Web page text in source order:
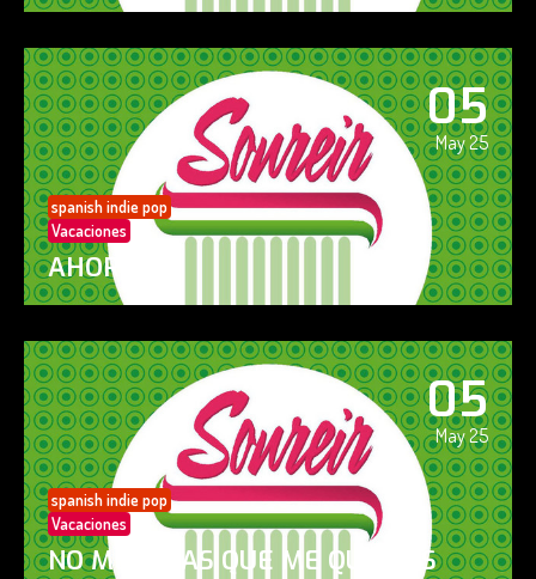
05
May 25
spanish indie pop
Vacaciones
AHORA SÍ!
05
May 25
spanish indie pop
Vacaciones
NO ME DIGAS QUE ME QUIERES